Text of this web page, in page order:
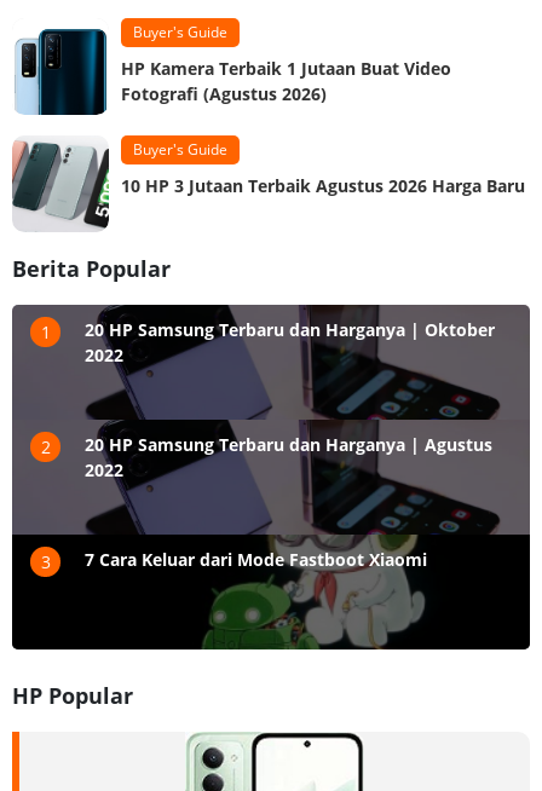
Buyer's Guide
HP Kamera Terbaik 1 Jutaan Buat Video
Fotografi (Agustus 2026)
Buyer's Guide
10 HP 3 Jutaan Terbaik Agustus 2026 Harga Baru
Berita Popular
1
20 HP Samsung Terbaru dan Harganya | Oktober
2022
2
20 HP Samsung Terbaru dan Harganya | Agustus
2022
3 7 Cara Keluar dari Mode Fastboot Xiaomi
HP Popular